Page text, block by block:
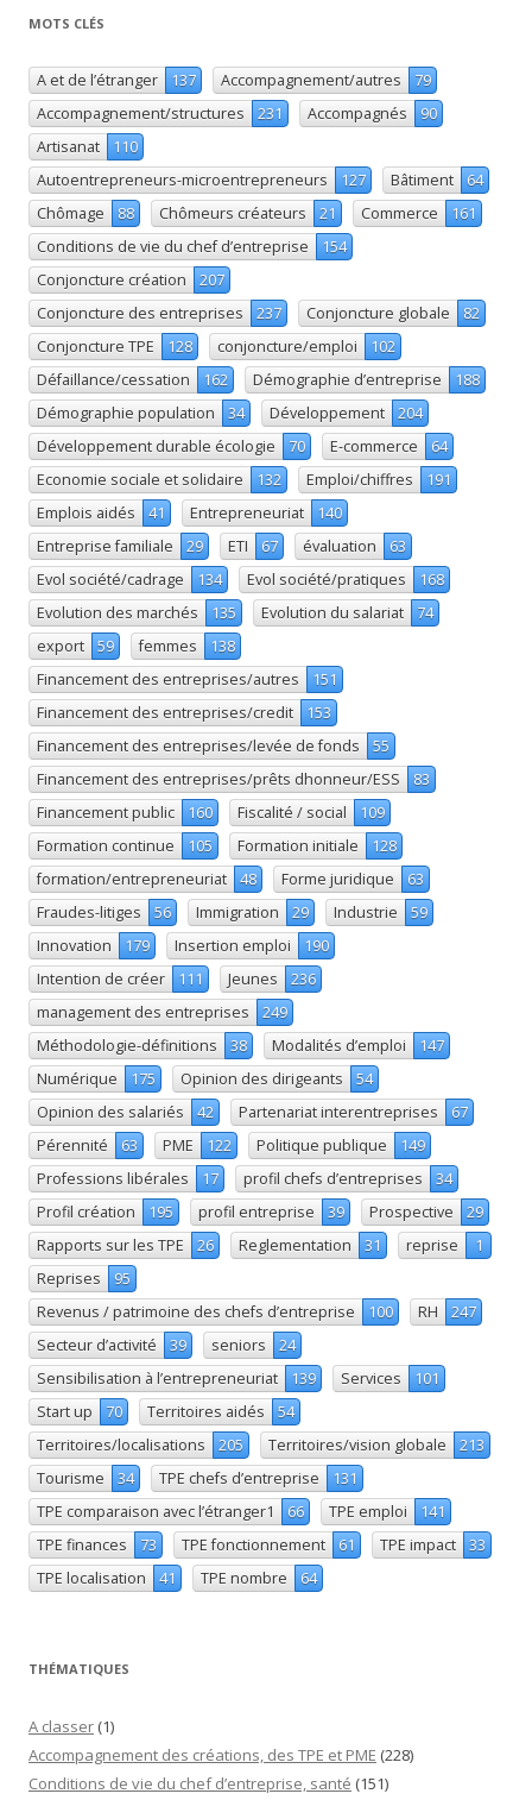
MOTS CLÉS
A et de l’étranger 137 Accompagnement/autres
79
Accompagnement/structures
231 Accompagnés
90
Artisanat
110
Autoentrepreneurs-microentrepreneurs
127 Bâtiment
64
Chômage
88 Chômeurs créateurs 21 Commerce
161
Conditions de vie du chef d’entreprise
154
Conjoncture création
207
Conjoncture des entreprises
237 Conjoncture globale
82
Conjoncture TPE
128 conjoncture/emploi
102
Défaillance/cessation
162 Démographie d’entreprise
188
Démographie population
34 Développement
204
Développement durable écologie
70 E-commerce
64
Economie sociale et solidaire
132 Emploi/chiffres
191
Emplois aidés
41 Entrepreneuriat
140
Entreprise familiale
29 ETI 67 évaluation
63
Evol société/cadrage
134 Evol société/pratiques
168
Evolution des marchés
135 Evolution du salariat
74
export
59 femmes
138
Financement des entreprises/autres
151
Financement des entreprises/credit
153
Financement des entreprises/levée de fonds
55
Financement des entreprises/prêts dhonneur/ESS
83
Financement public
160 Fiscalité / social
109
Formation continue
105 Formation initiale
128
formation/entrepreneuriat
48 Forme juridique
63
Fraudes-litiges
56 Immigration 29 Industrie
59
Innovation
179 Insertion emploi
190
Intention de créer
111 Jeunes
236
management des entreprises
249
Méthodologie-définitions
38 Modalités d’emploi
147
Numérique
175 Opinion des dirigeants
54
Opinion des salariés
42 Partenariat interentreprises
67
Pérennité
63 PME 122 Politique publique
149
Professions libérales
17 profil chefs d’entreprises
34
Profil création
195 profil entreprise 39 Prospective
29
Rapports sur les TPE
26 Reglementation 31 reprise
1
Reprises
95
Revenus / patrimoine des chefs d’entreprise
100 RH
247
Secteur d’activité
39 seniors
24
Sensibilisation à l’entrepreneuriat
139 Services
101
Start up
70 Territoires aidés
54
Territoires/localisations
205 Territoires/vision globale
213
Tourisme
34 TPE chefs d’entreprise
131
TPE comparaison avec l’étranger1
66 TPE emploi
141
TPE finances
73 TPE fonctionnement 61 TPE impact
33
TPE localisation
41 TPE nombre 64
THÉMATIQUES
A classer (1)
Accompagnement des créations, des TPE et PME (228)
Conditions de vie du chef d’entreprise, santé (151)